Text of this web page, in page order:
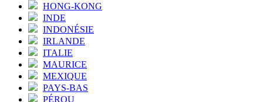
HONG-KONG
INDE
INDONÉSIE
IRLANDE
ITALIE
MAURICE
MEXIQUE
PAYS-BAS
PÉROU